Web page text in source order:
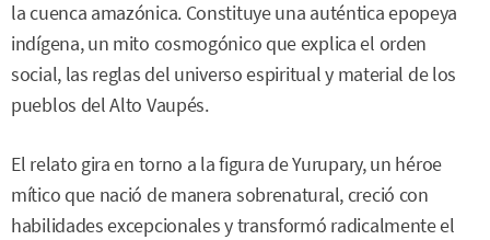
la cuenca amazónica. Constituye una auténtica epopeya
indígena, un mito cosmogónico que explica el orden
social, las reglas del universo espiritual y material de los
pueblos del Alto Vaupés.
El relato gira en torno a la figura de Yurupary, un héroe
mítico que nació de manera sobrenatural, creció con
habilidades excepcionales y transformó radicalmente el